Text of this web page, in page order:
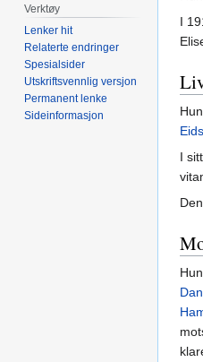
I
I
Verktøy
Lenker hit
Relaterte endringer
Spesialsider
Utskriftsvennlig versjon
Permanent lenke
Sideinformasjon